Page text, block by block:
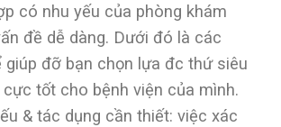
có nhu yếu của phòng khám
đề dễ dàng. Dưới đó là các
giúp đỡ bạn chọn lựa đc thứ siêu
tốt cho bệnh viện của mình.
& tác dụng cần thiết: việc xác